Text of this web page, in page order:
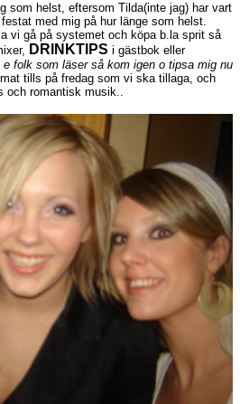
som helst, eftersom Tilda(inte jag) har vart
med mig på hur länge som helst.
vi gå på systemet och köpa b.la sprit så
DRINKTIPS i gästbok eller
folk som läser så kom igen o tipsa mig nu
tills på fredag som vi ska tillaga, och
och romantisk musik..